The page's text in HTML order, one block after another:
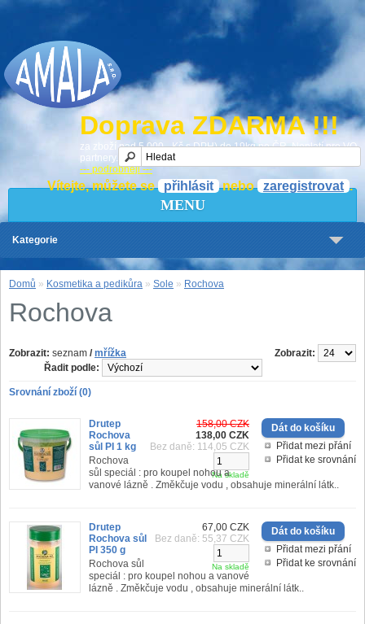
Doprava ZDARMA !!!
za zboží nad 5 000,- Kč s DPH) do 19kg po ČR. Neplatí pro VO
partnery.
--- podrobněji ---
Vítejte, můžete se přihlásit nebo zaregistrovat .
MENU
Kategorie
Domů » Kosmetika a pedikůra » Sole » Rochova
Rochova
Zobrazit: seznam / mřížka
Zobrazit:
Řadit podle:
Srovnání zboží (0)
Přidat mezi přání
Přidat ke srovnání
158,00 CZK
138,00 CZK
Bez daně: 114,05 CZK
Na skladě
Drutep
Rochova
sůl PI 1 kg
Rochova
sůl speciál : pro koupel nohou a
vanové lázně . Změkčuje vodu , obsahuje minerální látk..
Přidat mezi přání
Přidat ke srovnání
67,00 CZK
Bez daně: 55,37 CZK
Na skladě
Drutep
Rochova sůl
PI 350 g
Rochova sůl
speciál : pro koupel nohou a vanové
lázně . Změkčuje vodu , obsahuje minerální látk..